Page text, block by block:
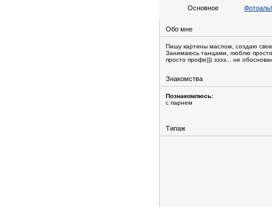
Основное
Обо мне
Пишу картины маслом, создаю
Занимаюсь танцами, люблю просто
просто профи))) ээээ... не
Знакомства
Познакомлюсь:
с парнем
Типаж